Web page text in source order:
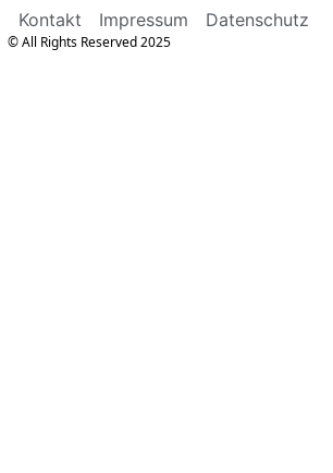
Kontakt Impressum Datenschutz
© All Rights Reserved 2025